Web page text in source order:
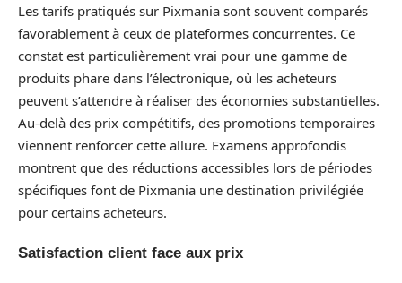
Les tarifs pratiqués sur Pixmania sont souvent comparés
favorablement à ceux de plateformes concurrentes. Ce
constat est particulièrement vrai pour une gamme de
produits phare dans l’électronique, où les acheteurs
peuvent s’attendre à réaliser des économies substantielles.
Au-delà des prix compétitifs, des promotions temporaires
viennent renforcer cette allure. Examens approfondis
montrent que des réductions accessibles lors de périodes
spécifiques font de Pixmania une destination privilégiée
pour certains acheteurs.
Satisfaction client face aux prix